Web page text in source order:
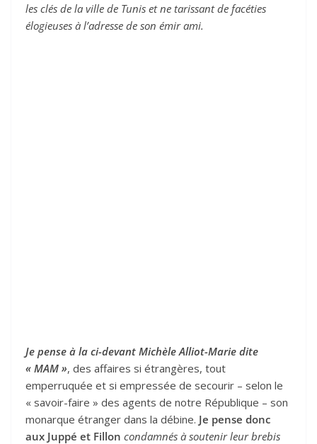
les clés de la ville de Tunis et ne tarissant de facéties
élogieuses à l’adresse de son émir ami.
Je pense à la ci-devant Michèle Alliot-Marie dite
« MAM », des affaires si étrangères, tout
emperruquée et si empressée de secourir – selon le
« savoir-faire » des agents de notre République – son
monarque étranger dans la débine. Je pense donc
aux Juppé et Fillon condamnés à soutenir leur brebis